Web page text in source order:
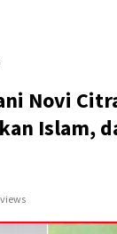
Novi
Islam,